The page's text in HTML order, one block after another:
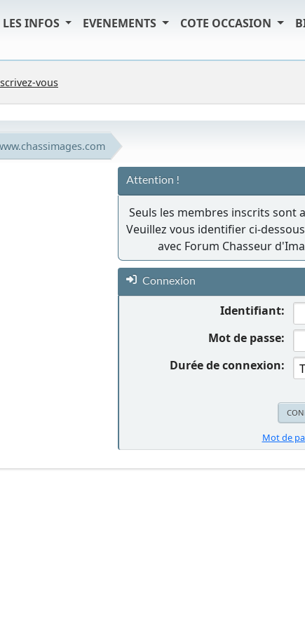
LES INFOS EVENEMENTS COTE OCCASION
vous
Attention !
Seuls les membres inscrits sont
Veuillez vous identifier ci-
avec Forum Chasseur
Connexion
Identifiant:
Mot de passe:
Durée de connexion:
Mot de